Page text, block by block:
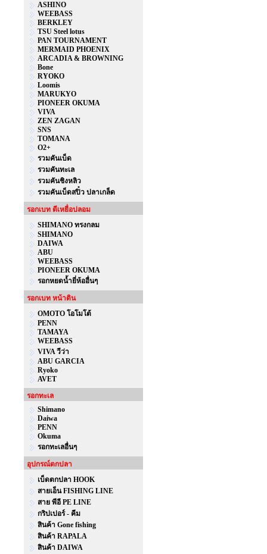
ASHINO
WEEBASS
BERKLEY
TSU Steel lotus
PAN TOURNAMENT
MERMAID PHOENIX
ARCADIA & BROWNING
Bone
RYOKO
Loomis
MARUKYO
PIONEER OKUMA
VIVA
ZEN ZAGAN
SNS
TOMANA
O2+
รวมคันเบ็ด
รวมคันทะเล
รวมคันชิงหลิว
รวมคันเบ็ดสปิ๋ว ปลาเกล็ด
รอกเบท ตีเหยื่อปลอม
SHIMANO ทรงกลม
SHIMANO
DAIWA
ABU
WEEBASS
PIONEER OKUMA
รอกหยดน้ำยี่ห้ออื่นๆ
รอกเบท หน้าดิน
OMOTO โอโมโต้
PENN
TAMAYA
WEEBASS
VIVA วีว่า
ABU GARCIA
Ryoko
AVET
รอกทะเล
Shimano
Daiwa
PENN
Okuma
รอกทะเลอื่นๆ
อุปกรณ์ตกปลา
เบ็ดตกปลา HOOK
สายเอ็น FISHING LINE
สาย พีอี PE LINE
กริปเปอร์ - คีม
สินค้า Gone fishing
สินค้า RAPALA
สินค้า DAIWA